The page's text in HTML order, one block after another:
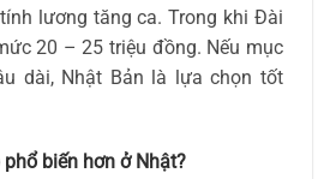
lương tăng ca. Trong khi Đài
20 – 25 triệu đồng. Nếu mục
dài, Nhật Bản là lựa chọn tốt
biến hơn ở Nhật?